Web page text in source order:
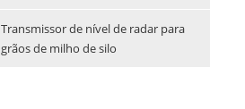
Transmissor de nível de radar para
grãos de milho de silo